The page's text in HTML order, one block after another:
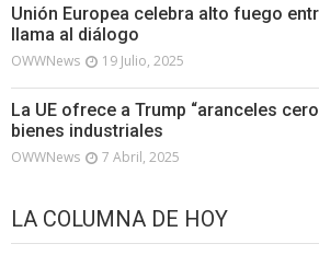
Unión Europea celebra alto fuego
llama al diálogo
OWWNews 19 Julio, 2025
La UE ofrece a Trump “aranceles
bienes industriales
OWWNews 7 Abril, 2025
LA COLUMNA DE HOY